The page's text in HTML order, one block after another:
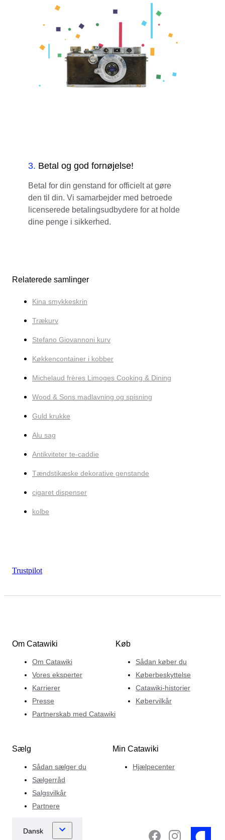
3. Betal og god fornøjelse!
Betal for din genstand for officielt at gøre
den til din. Vi samarbejder med betroede
licenserede betalingsudbydere for at holde
dine penge i sikkerhed.
Relaterede samlinger
Kina smykkeskrin
Trækurv
Stefano Giovannoni kurv
Køkkencontainer i kobber
Michelaud frères Limoges Cooking & Dining
Wood & Sons madlavning og spisning
Guld krukke
Alu sag
Antikviteter te-caddie
Tændstikæske dekorative genstande
cigaret dispenser
kolbe
Trustpilot
Om Catawiki
Om Catawiki
Vores eksperter
Karrierer
Presse
Partnerskab med Catawiki
Køb
Sådan køber du
Køberbeskyttelse
Catawiki-historier
Købervilkår
Sælg
Sådan sælger du
Sælgerråd
Salgsvilkår
Partnere
Min Catawiki
Hjælpecenter